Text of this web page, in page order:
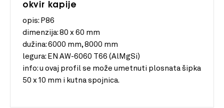
okvir kapije
opis: P86
dimenzija: 80 x 60 mm
dužina: 6000 mm, 8000 mm
legura: EN AW-6060 T66 (AlMgSi)
info: u ovaj profil se može umetnuti plosnata šipka
50 x 10 mm i kutna spojnica.